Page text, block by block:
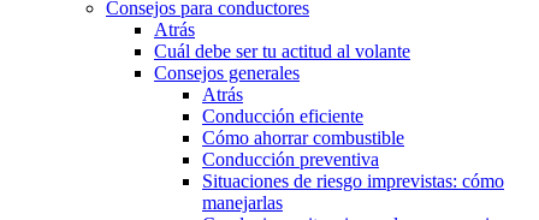
Consejos para conductores
Atrás
Cuál debe ser tu actitud al volante
Consejos generales
Atrás
Conducción eficiente
Cómo ahorrar combustible
Conducción preventiva
Situaciones de riesgo imprevistas: cómo
manejarlas